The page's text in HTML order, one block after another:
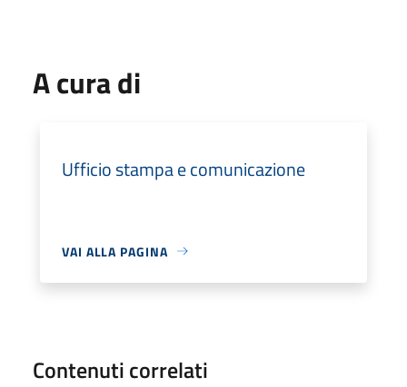
A cura di
Ufficio stampa e comunicazione
VAI ALLA PAGINA
Contenuti correlati